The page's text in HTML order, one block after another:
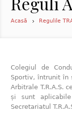
Acasă Regulile
Colegiul de
Sportiv, întrunit în
Arbitrale T.R.A.S.
și sunt
Secretariatul